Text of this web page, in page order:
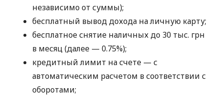
независимо от суммы);
бесплатный вывод дохода на личную карту;
бесплатное снятие наличных до 30 тыс. грн
в месяц (далее — 0.75%);
кредитный лимит на счете — с
автоматическим расчетом в соответствии с
оборотами;